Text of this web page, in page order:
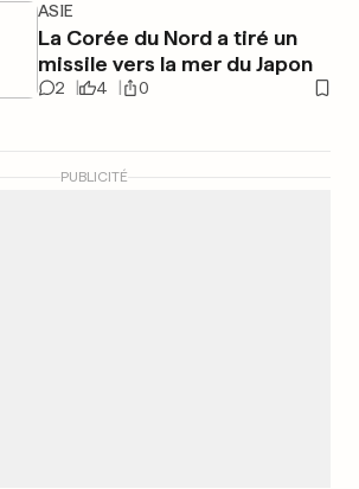
ASIE
La Corée du Nord a tiré un
missile vers la mer du Japon
2 4 0
PUBLICITÉ